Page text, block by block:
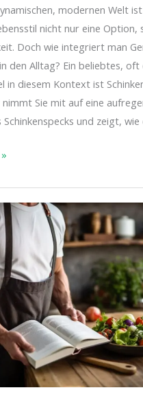
modernen Welt
nicht nur eine Option,
Doch wie integriert man
den Alltag? Ein beliebtes,
in diesem Kontext ist
Sie mit auf eine
Schinkenspecks und zeigt, wie